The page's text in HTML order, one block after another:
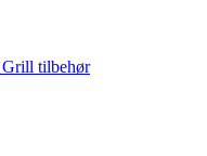
Grill tilbehør